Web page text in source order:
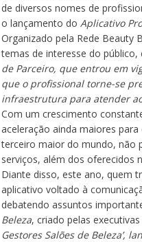
de diversos nomes de
o lançamento do Aplicativo
Organizado pela Rede Beauty
temas de interesse do público,
de Parceiro, que entrou em
que o profissional torne-se
infraestrutura para atender
Com um crescimento
aceleração ainda maiores
terceiro maior do mundo, não
serviços, além dos oferecidos
Diante disso, este ano, quem
aplicativo voltado à
debatendo assuntos
Beleza, criado pelas executivas
Gestores Salões de Beleza’,